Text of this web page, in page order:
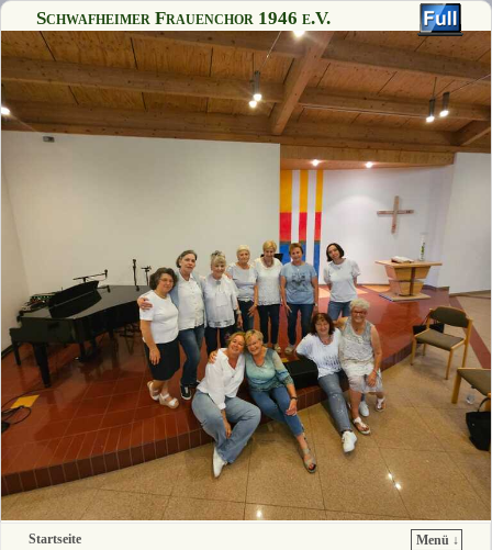
Schwafheimer Frauenchor 1946 e.V.
Startseite
Menü ↓